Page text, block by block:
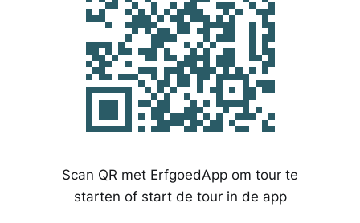
Scan QR met ErfgoedApp om tour te
starten of start de tour in de app